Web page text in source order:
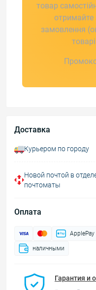
товар
замовлення
Доставка
Курьером по городу
Новой почтой в
почтоматы
Оплата
ApplePay
наличными
Гарантия и